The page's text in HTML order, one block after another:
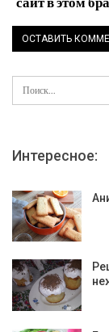
Интересное: